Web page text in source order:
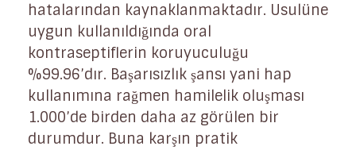
hatalarından kaynaklanmaktadır. Usulüne
uygun kullanıldığında oral
kontraseptiflerin koruyuculuğu
%99.96’dır. Başarısızlık şansı yani hap
kullanımına rağmen hamilelik oluşması
1.000’de birden daha az görülen bir
durumdur. Buna karşın pratik